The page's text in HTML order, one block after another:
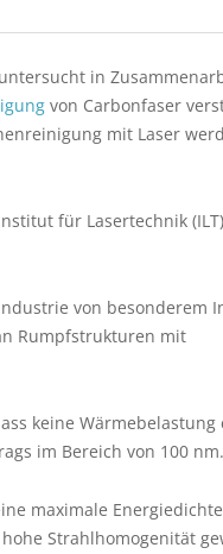
in
von Carbonfaser
mit Laser
für Lasertechnik
von besonderem
Rumpfstrukturen mit
keine Wärmebelastung
im Bereich von 100 nm.
maximale Energiedichte
Strahlhomogenität